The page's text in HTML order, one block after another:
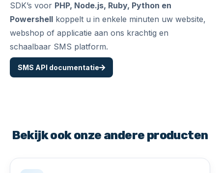
SDK’s voor PHP, Node.js, Ruby, Python en
Powershell koppelt u in enkele minuten uw website,
webshop of applicatie aan ons krachtig en
schaalbaar SMS platform.
SMS API documentatie
Bekijk ook onze andere producten